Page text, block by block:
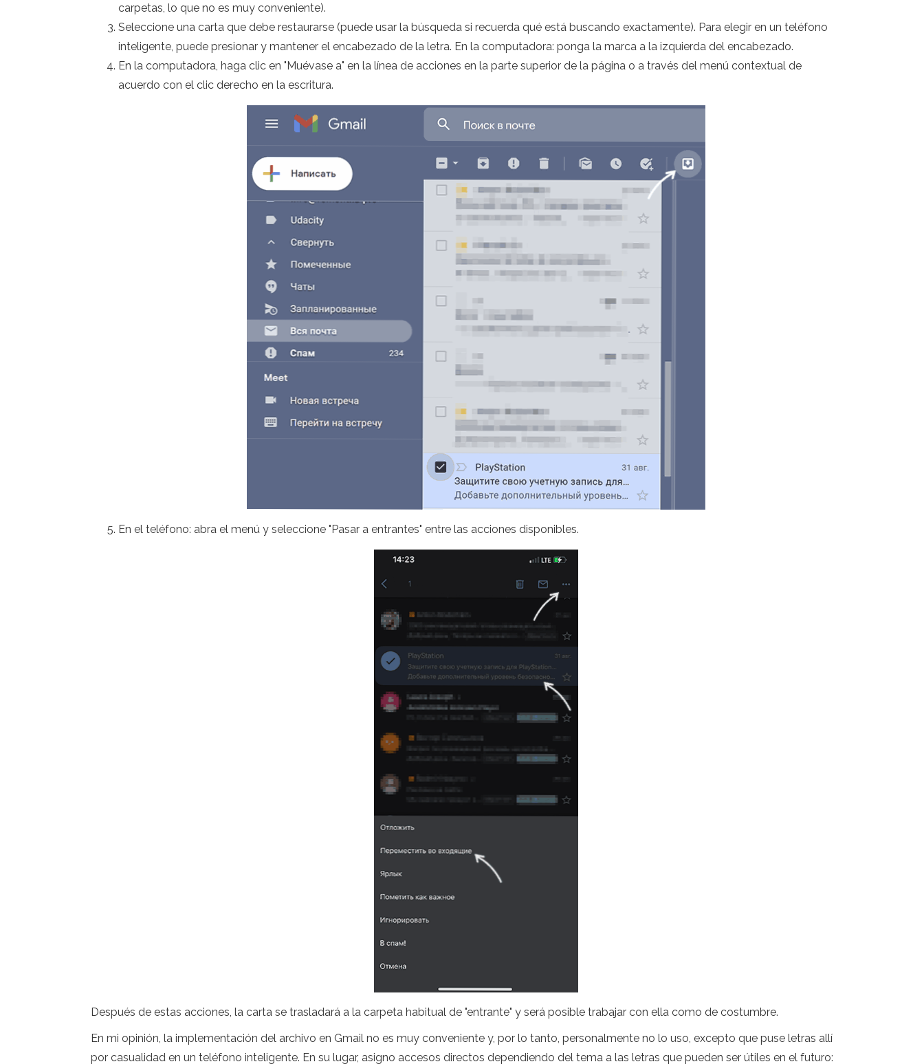
carpetas, lo que no es muy conveniente).
Seleccione una carta que debe restaurarse (puede usar la búsqueda si recuerda qué está buscando exactamente). Para elegir en un teléfono
inteligente, puede presionar y mantener el encabezado de la letra. En la computadora: ponga la marca a la izquierda del encabezado.
En la computadora, haga clic en "Muévase a" en la línea de acciones en la parte superior de la página o a través del menú contextual de
acuerdo con el clic derecho en la escritura.
En el teléfono: abra el menú y seleccione "Pasar a entrantes" entre las acciones disponibles.
Después de estas acciones, la carta se trasladará a la carpeta habitual de "entrante" y será posible trabajar con ella como de costumbre.
En mi opinión, la implementación del archivo en Gmail no es muy conveniente y, por lo tanto, personalmente no lo uso, excepto que puse letras allí
por casualidad en un teléfono inteligente. En su lugar, asigno accesos directos dependiendo del tema a las letras que pueden ser útiles en el futuro: